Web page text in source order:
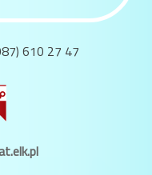
610 27 47